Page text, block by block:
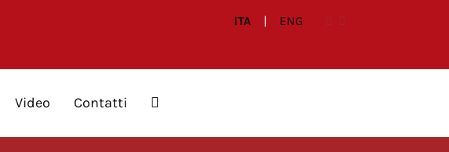
ITA | ENG
Video Contatti